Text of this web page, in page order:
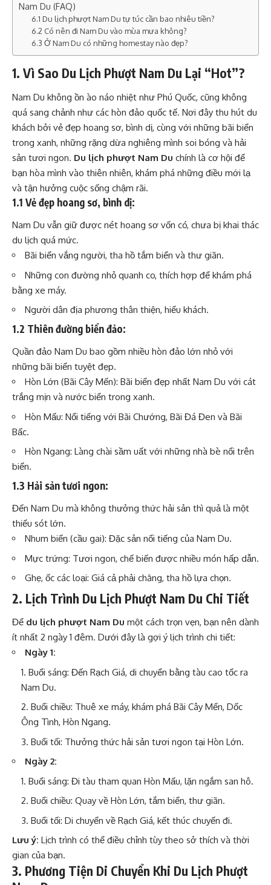
Nam Du (FAQ)
6.1 Du lịch phượt Nam Du tự túc cần bao nhiêu tiền?
6.2 Có nên đi Nam Du vào mùa mưa không?
6.3 Ở Nam Du có những homestay nào đẹp?
1. Vì Sao Du Lịch Phượt Nam Du Lại “Hot”?
Nam Du không ồn ào náo nhiệt như Phú Quốc, cũng không
quá sang chảnh như các hòn đảo quốc tế. Nơi đây thu hút du
khách bởi vẻ đẹp hoang sơ, bình dị, cùng với những bãi biển
trong xanh, những rặng dừa nghiêng mình soi bóng và hải
sản tươi ngon. Du lịch phượt Nam Du chính là cơ hội để
bạn hòa mình vào thiên nhiên, khám phá những điều mới lạ
và tận hưởng cuộc sống chậm rãi.
1.1 Vẻ đẹp hoang sơ, bình dị:
Nam Du vẫn giữ được nét hoang sơ vốn có, chưa bị khai thác
du lịch quá mức.
Bãi biển vắng người, tha hồ tắm biển và thư giãn.
Những con đường nhỏ quanh co, thích hợp để khám phá
bằng xe máy.
Người dân địa phương thân thiện, hiếu khách.
1.2 Thiên đường biển đảo:
Quần đảo Nam Du bao gồm nhiều hòn đảo lớn nhỏ với
những bãi biển tuyệt đẹp.
Hòn Lớn (Bãi Cây Mến): Bãi biển đẹp nhất Nam Du với cát
trắng mịn và nước biển trong xanh.
Hòn Mấu: Nổi tiếng với Bãi Chướng, Bãi Đá Đen và Bãi
Bấc.
Hòn Ngang: Làng chài sầm uất với những nhà bè nổi trên
biển.
1.3 Hải sản tươi ngon:
Đến Nam Du mà không thưởng thức hải sản thì quả là một
thiếu sót lớn.
Nhum biển (cầu gai): Đặc sản nổi tiếng của Nam Du.
Mực trứng: Tươi ngon, chế biến được nhiều món hấp dẫn.
Ghẹ, ốc các loại: Giá cả phải chăng, tha hồ lựa chọn.
2. Lịch Trình Du Lịch Phượt Nam Du Chi Tiết
Để du lịch phượt Nam Du một cách trọn vẹn, bạn nên dành
ít nhất 2 ngày 1 đêm. Dưới đây là gợi ý lịch trình chi tiết:
Ngày 1:
Buổi sáng: Đến Rạch Giá, di chuyển bằng tàu cao tốc ra
Nam Du.
Buổi chiều: Thuê xe máy, khám phá Bãi Cây Mến, Dốc
Ông Tình, Hòn Ngang.
Buổi tối: Thưởng thức hải sản tươi ngon tại Hòn Lớn.
Ngày 2:
Buổi sáng: Đi tàu tham quan Hòn Mấu, lặn ngắm san hô.
Buổi chiều: Quay về Hòn Lớn, tắm biển, thư giãn.
Buổi tối: Di chuyển về Rạch Giá, kết thúc chuyến đi.
Lưu ý: Lịch trình có thể điều chỉnh tùy theo sở thích và thời
gian của bạn.
3. Phương Tiện Di Chuyển Khi Du Lịch Phượt